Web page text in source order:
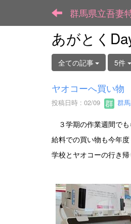
群馬県立吾妻
あがとく
全ての記事 5件
ヤオコーへ買い物
投稿日時 : 02/09 群
３学期の作業週間で
給料での買い物も今年
学校とヤオコーの行き